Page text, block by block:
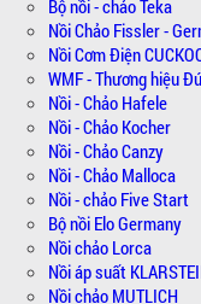
Bộ nồi - chảo Teka
Nồi Chảo Fissler -
Nồi Cơm Điện
WMF - Thương hiệu
Nồi - Chảo Hafele
Nồi - Chảo Kocher
Nồi - Chảo Canzy
Nồi - Chảo Malloca
Nồi - chảo Five Start
Bộ nồi Elo Germany
Nồi chảo Lorca
Nồi áp suất
Nồi chảo MUTLICH